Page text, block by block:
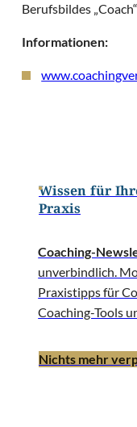
Berufsbildes
Informationen:
Wissen für
Praxis
Coaching-
unverbindlich.
Praxistipps für
Coaching-Tools
Nichts mehr